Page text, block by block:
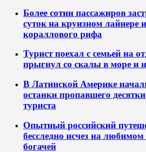
Более сотни пассажиров
суток на круизном лайнере
кораллового рифа
Турист поехал с семьей на
прыгнул со скалы в море и
В Латинской Америке
останки пропавшего
туриста
Опытный российский
бесследно исчез на любимом
богачей